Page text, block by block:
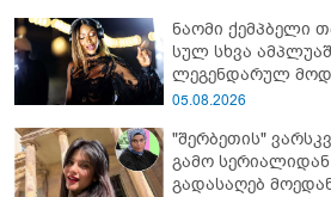
ნაომი ქემპბელი
სულ სხვა
ლეგენდარულ
05.08.2026
"შერბეთის"
გამო სერიალიდან
გადასაღებ